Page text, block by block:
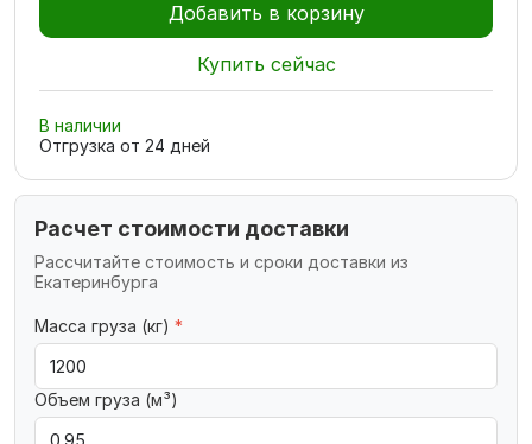
Добавить в корзину
Купить сейчас
В наличии
Отгрузка от 24 дней
Расчет стоимости доставки
Рассчитайте стоимость и сроки доставки из
Екатеринбурга
Масса груза (кг) *
Объем груза (м³)